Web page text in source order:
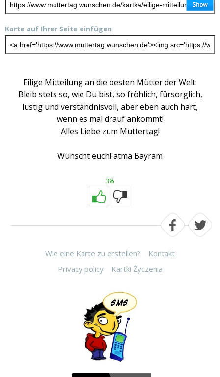
Karte auf Ihrer Seite einfügen
Eilige Mitteilung an die besten Mütter der Welt:
Bleib stets so, wie Du bist, so fröhlich, fürsorglich,
lustig und verständnisvoll, aber eben auch hart,
wenn es mal drauf ankommt!
Alles Liebe zum Muttertag!
Wünscht euchFatma Bayram
3%
Wie eine Karte zu erstellen?
Kontakt
Privacy policy
Kartki Życzenia